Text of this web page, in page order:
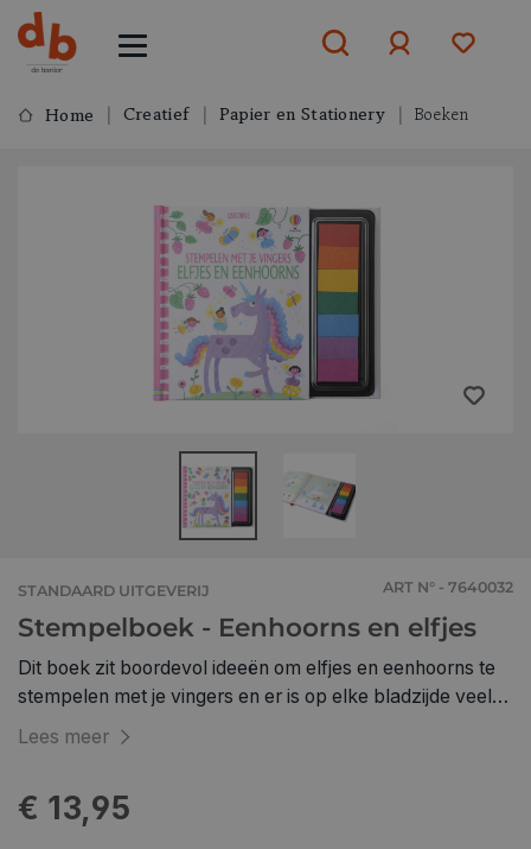
of aanmelden
Home Creatief Papier en Stationery Boeken
STANDAARD UITGEVERIJ ART N° - 7640032
Stempelboek - Eenhoorns en elfjes
Dit boek zit boordevol ideeën om elfjes en eenhoorns te
stempelen met je vingers en er is op elke bladzijde veel
ruimte om dat te doen. Haal het deksel van het
Lees meer
€ 13,95